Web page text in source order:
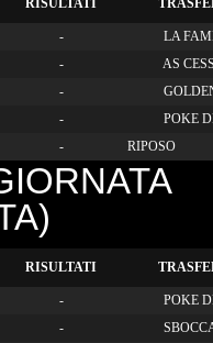
RISULTATI
-
LA
-
AS
-
-
POKE
- RIPOSO
RISULTATI
-
POKE
-